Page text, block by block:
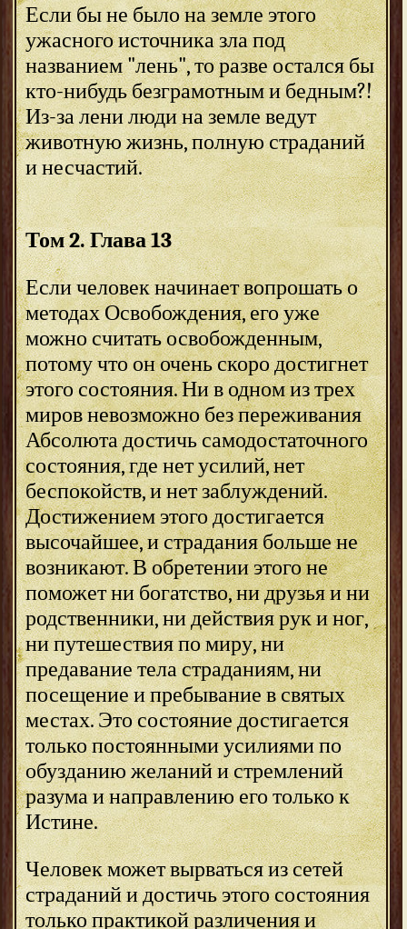
Если бы не было на земле этого
ужасного источника зла под
названием "лень", то разве остался бы
кто-нибудь безграмотным и бедным?!
Из-за лени люди на земле ведут
животную жизнь, полную страданий
и несчастий.
Том 2. Глава 13
Если человек начинает вопрошать о
методах Освобождения, его уже
можно считать освобожденным,
потому что он очень скоро достигнет
этого состояния. Ни в одном из трех
миров невозможно без переживания
Абсолюта достичь самодостаточного
состояния, где нет усилий, нет
беспокойств, и нет заблуждений.
Достижением этого достигается
высочайшее, и страдания больше не
возникают. В обретении этого не
поможет ни богатство, ни друзья и ни
родственники, ни действия рук и ног,
ни путешествия по миру, ни
предавание тела страданиям, ни
посещение и пребывание в святых
местах. Это состояние достигается
только постоянными усилиями по
обузданию желаний и стремлений
разума и направлению его только к
Истине.
Человек может вырваться из сетей
страданий и достичь этого состояния
только практикой различения и